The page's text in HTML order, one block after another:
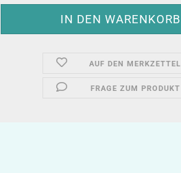
AUF DEN MERKZETTEL
FRAGE ZUM PRODUKT